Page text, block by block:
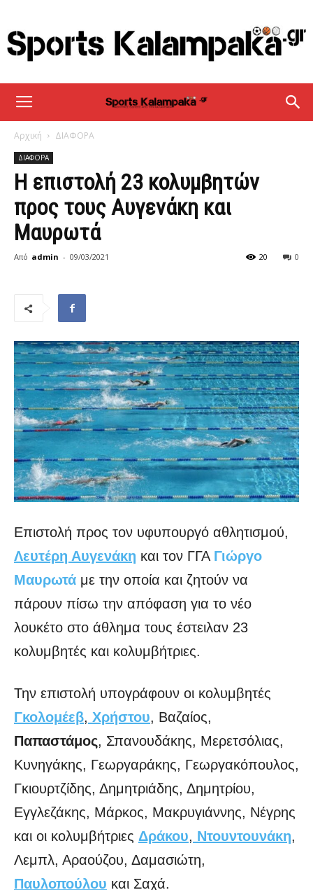
sportskalampaka
Αρχική ΔΙΑΦΟΡΑ
ΔΙΑΦΟΡΑ
Η επιστολή 23 κολυμβητών
προς τους Αυγενάκη και
Μαυρωτά
Από admin - 09/03/2021 0
20
Επιστολή προς τον υφυπουργό αθλητισμού,
Λευτέρη Αυγενάκη και τον ΓΓΑ Γιώργο
Μαυρωτά με την οποία και ζητούν να
πάρουν πίσω την απόφαση για το νέο
λουκέτο στο άθλημα τους έστειλαν 23
κολυμβητές και κολυμβήτριες.
Την επιστολή υπογράφουν οι κολυμβητές
Γκολομέεβ, Χρήστου, Βαζαίος,
Παπαστάμος, Σπανουδάκης, Μερετσόλιας,
Κυνηγάκης, Γεωργαράκης, Γεωργακόπουλος,
Γκιουρτζίδης, Δημητριάδης, Δημητρίου,
Εγγλεζάκης, Μάρκος, Μακρυγιάννης, Νέγρης
και οι κολυμβήτριες Δράκου, Ντουντουνάκη,
Λεμπλ, Αραούζου, Δαμασιώτη,
Παυλοπούλου και Σαχά.